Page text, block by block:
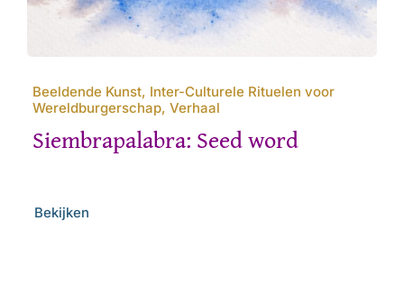
Beeldende Kunst, Inter-Culturele Rituelen voor
Wereldburgerschap, Verhaal
Siembrapalabra: Seed word
Bekijken